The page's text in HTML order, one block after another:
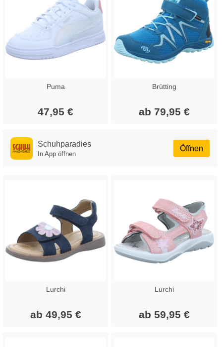
Puma
47,95 €
Brütting
ab 79,95 €
Öffnen
Schuhparadies
In App öffnen
Lurchi
ab 49,95 €
Lurchi
ab 59,95 €